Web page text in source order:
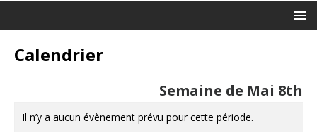
Calendrier
Semaine de Mai 8th
Il n’y a aucun évènement prévu pour cette période.